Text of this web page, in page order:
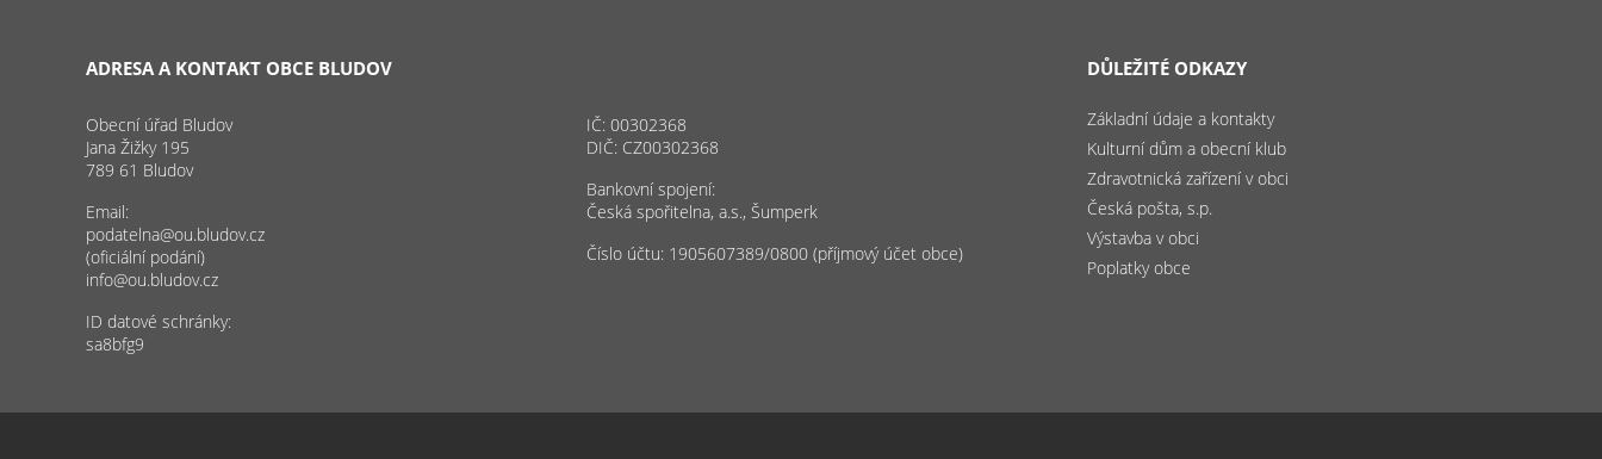
ADRESA A KONTAKT OBCE BLUDOV
Obecní úřad Bludov
Jana Žižky 195
789 61 Bludov
Email:
podatelna@ou.bludov.cz
(oficiální podání)
info@ou.bludov.cz
ID datové schránky:
sa8bfg9
IČ: 00302368
DIČ: CZ00302368
Bankovní spojení:
Česká spořitelna, a.s., Šumperk
Číslo účtu: 1905607389/0800 (příjmový účet obce)
DŮLEŽITÉ ODKAZY
Základní údaje a kontakty
Kulturní dům a obecní klub
Zdravotnická zařízení v obci
Česká pošta, s.p.
Výstavba v obci
Poplatky obce